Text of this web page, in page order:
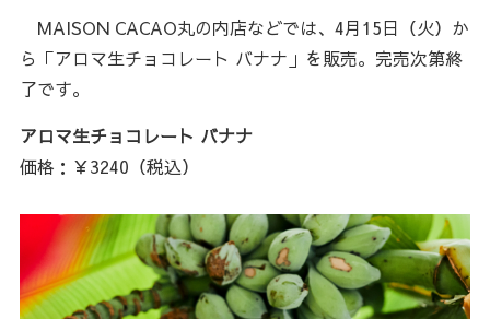
MAISON CACAO丸の内店などでは、4月15日（火）か
ら「アロマ生チョコレート バナナ」を販売。完売次第終
了です。
アロマ生チョコレート バナナ
価格：￥3240（税込）